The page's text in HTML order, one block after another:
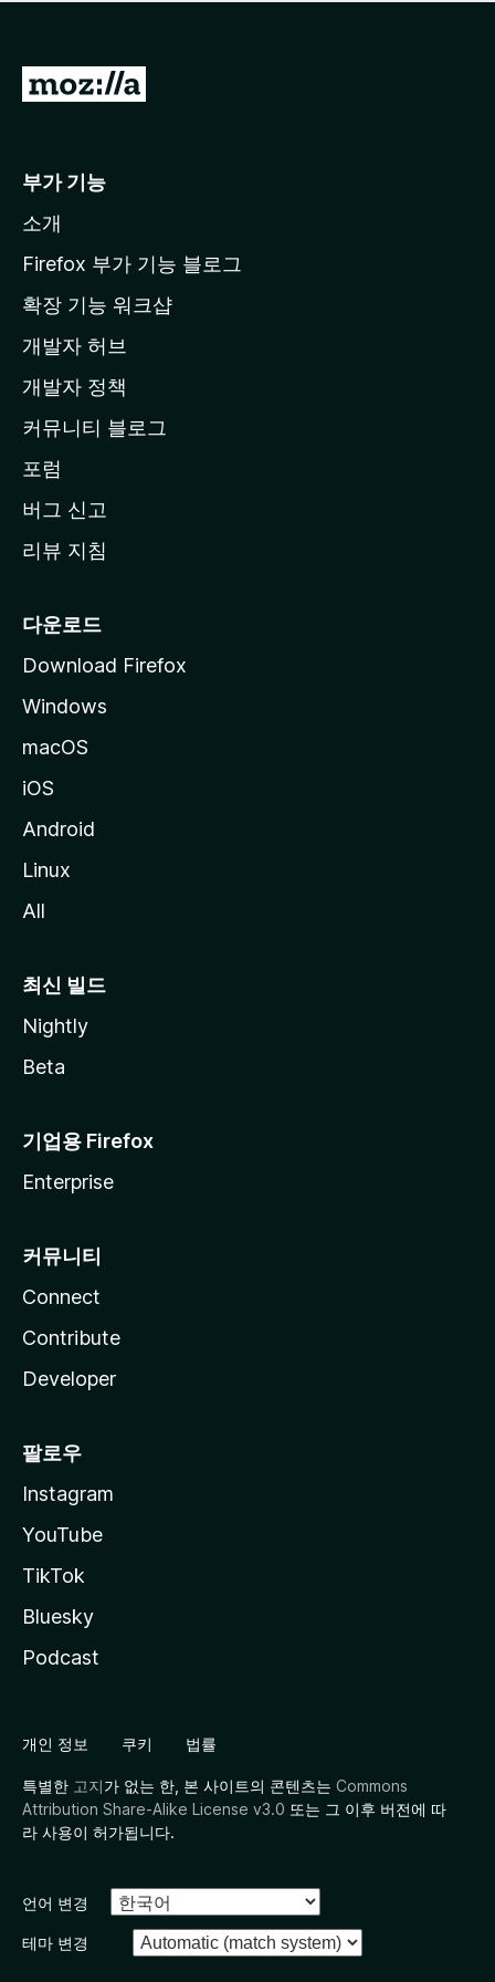
점
습
니
M
l
a
페
이
지
이
동
부가 기능
소개
Firefox 부가 기능 블로그
확장 기능 워크샵
개발자 허브
개발자 정책
커뮤니티 블로그
포럼
버그 신고
리뷰 지침
다운로드
Download Firefox
Windows
macOS
iOS
Android
Linux
All
최신 빌드
Nightly
Beta
기업용 Firefox
Enterprise
커뮤니티
Connect
Contribute
Developer
팔로우
Instagram
YouTube
TikTok
Bluesky
Podcast
개인 정보 쿠키 법률
특별한 고지가 없는 한, 본 사이트의 콘텐츠는 Commons
Attribution Share-Alike License v3.0 또는 그 이후 버전에 따
라 사용이 허가됩니다.
언어 변경
테마 변경